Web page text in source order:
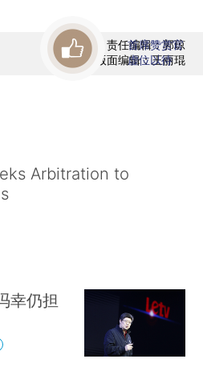
责任编辑：郭琼
版面编辑：王丽琨
首席赞赏官
虚位以待
Arbitration to
幸仍担